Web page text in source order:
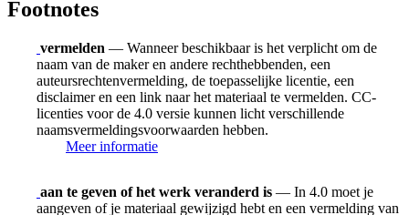
Footnotes
vermelden — Wanneer beschikbaar is het verplicht om de
naam van de maker en andere rechthebbenden, een
auteursrechtenvermelding, de toepasselijke licentie, een
disclaimer en een link naar het materiaal te vermelden. CC-
licenties voor de 4.0 versie kunnen licht verschillende
naamsvermeldingsvoorwaarden hebben.
Meer informatie
aan te geven of het werk veranderd is — In 4.0 moet je
aangeven of je materiaal gewijzigd hebt en een vermelding van